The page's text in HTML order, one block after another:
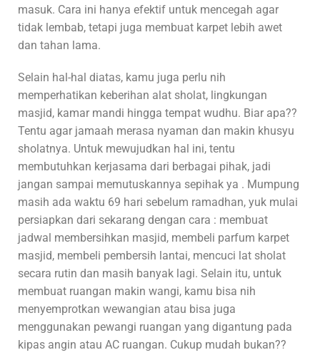
masuk. Cara ini hanya efektif untuk mencegah agar
tidak lembab, tetapi juga membuat karpet lebih awet
dan tahan lama.
Selain hal-hal diatas, kamu juga perlu nih
memperhatikan keberihan alat sholat, lingkungan
masjid, kamar mandi hingga tempat wudhu. Biar apa??
Tentu agar jamaah merasa nyaman dan makin khusyu
sholatnya. Untuk mewujudkan hal ini, tentu
membutuhkan kerjasama dari berbagai pihak, jadi
jangan sampai memutuskannya sepihak ya . Mumpung
masih ada waktu 69 hari sebelum ramadhan, yuk mulai
persiapkan dari sekarang dengan cara : membuat
jadwal membersihkan masjid, membeli parfum karpet
masjid, membeli pembersih lantai, mencuci lat sholat
secara rutin dan masih banyak lagi. Selain itu, untuk
membuat ruangan makin wangi, kamu bisa nih
menyemprotkan wewangian atau bisa juga
menggunakan pewangi ruangan yang digantung pada
kipas angin atau AC ruangan. Cukup mudah bukan??